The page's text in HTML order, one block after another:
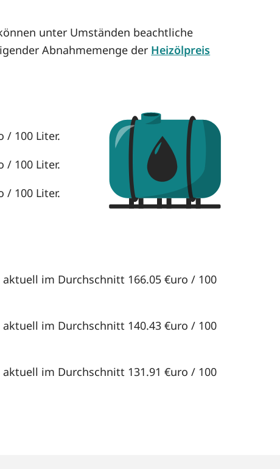
unter Umständen beachtliche
Abnahmemenge der Heizölpreis
/ 100 Liter.
/ 100 Liter.
/ 100 Liter.
im Durchschnitt 166.05 €uro / 100
im Durchschnitt 140.43 €uro / 100
im Durchschnitt 131.91 €uro / 100